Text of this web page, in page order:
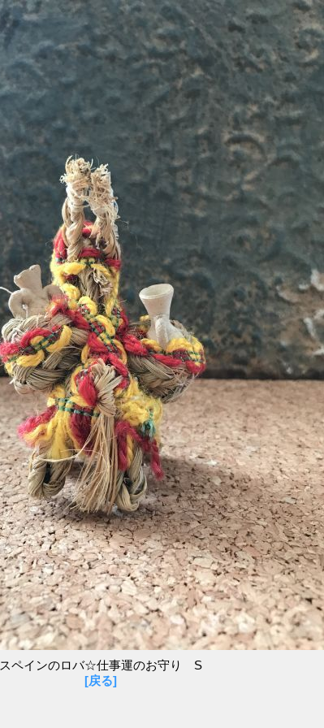
スペインのロバ☆仕事運のお守り S
[戻る]